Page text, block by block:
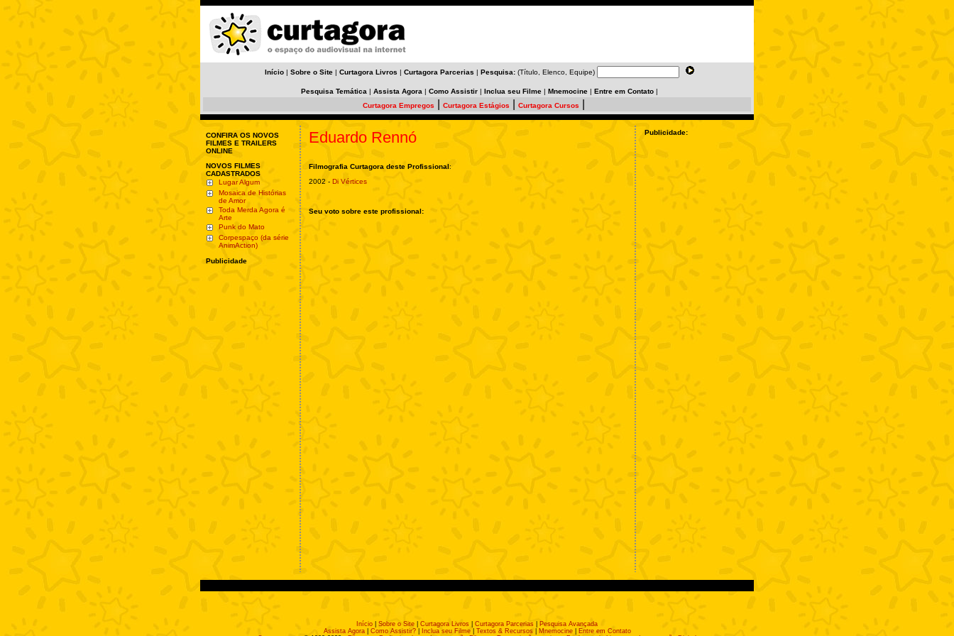
Início | Sobre o Site | Curtagora Livros | Curtagora Parcerias | Pesquisa: (Título, Elenco, Equipe)
Pesquisa Temática | Assista Agora | Como Assistir | Inclua seu Filme | Mnemocine | Entre em Contato |
Curtagora Empregos
Curtagora Estágios Curtagora Cursos
CONFIRA OS NOVOS
FILMES E TRAILERS
ONLINE
NOVOS FILMES
CADASTRADOS
Lugar Algum
Mosaica de Histórias
de Amor
Toda Merda Agora é
Arte
Punk do Mato
Corpespaço (da série
AnimAction)
Publicidade
Eduardo Rennó
Filmografia Curtagora deste Profissional:
2002 - Di Vértices
Seu voto sobre este profissional:
Publicidade:
Início Sobre o Site Curtagora Livros Curtagora Parcerias
Pesquisa Avançada
Assista Agora| Como Assistir?| Inclua seu Filme| Textos & Recursos Mnemocine|
Entre em Contato